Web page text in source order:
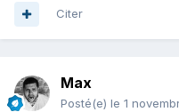
Citer
Max
Posté(e) le 1